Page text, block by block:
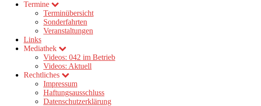
Termine
Terminübersicht
Sonderfahrten
Veranstaltungen
Links
Mediathek
Videos: 042 im Betrieb
Videos: Aktuell
Rechtliches
Impressum
Haftungsausschluss
Datenschutzerklärung